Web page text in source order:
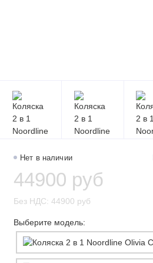
Нет в наличии
44900 руб
Без НДС: 44900 руб
Выберите модель: